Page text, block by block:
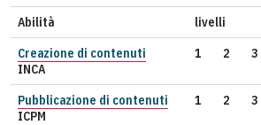
Abilità
livelli
Creazione di contenuti
INCA
1 2 3
Pubblicazione di contenuti
ICPM
1 2 3